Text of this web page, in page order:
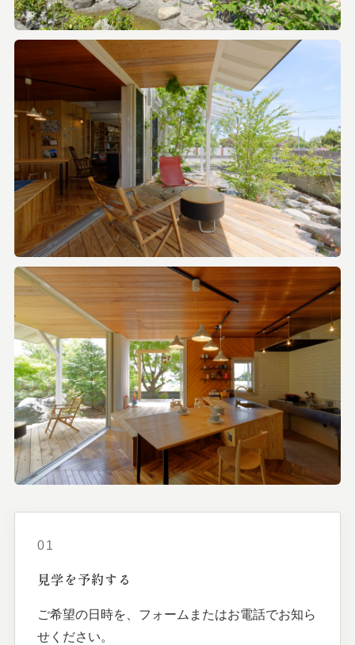
01
見学を予約する
ご希望の日時を、フォームまたはお電話でお知ら
せください。